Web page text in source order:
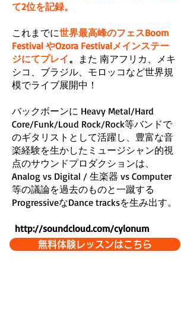
て2位を記録。
これまでに世界最高峰のフェスBoom
Festival やOzora Festivalメインステー
ジにてプレイ。
また 南アフリカ、メキ
シコ、ブラジル、モロッコなど世界規
模でライブ展開中！
バックボーンに Heavy Metal/Hard
Core/Funk/Loud Rock/Rock等バンドで
のギタリストとして活躍し、豊富な音
楽経験を生かしたミュージシャン的視
点のサウンドプロダクションは、
Analog vs Digital / 生楽器 vs Computer
等の議論を過去のものと一蹴する
ProgressiveなDance tracksを生み出す。
http://soundcloud.com/cylonum
無料体験レッスンはこちら